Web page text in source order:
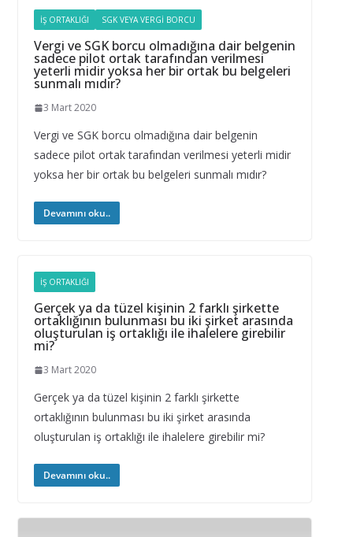
İŞ ORTAKLIĞI SGK VEYA VERGI BORCU
Vergi ve SGK borcu olmadığına dair belgenin
sadece pilot ortak tarafından verilmesi
yeterli midir yoksa her bir ortak bu belgeleri
sunmalı mıdır?
3 Mart 2020
Vergi ve SGK borcu olmadığına dair belgenin
sadece pilot ortak tarafından verilmesi yeterli midir
yoksa her bir ortak bu belgeleri sunmalı mıdır?
Devamını oku..
İŞ ORTAKLIĞI
Gerçek ya da tüzel kişinin 2 farklı şirkette
ortaklığının bulunması bu iki şirket arasında
oluşturulan iş ortaklığı ile ihalelere girebilir
mi?
3 Mart 2020
Gerçek ya da tüzel kişinin 2 farklı şirkette
ortaklığının bulunması bu iki şirket arasında
oluşturulan iş ortaklığı ile ihalelere girebilir mi?
Devamını oku..